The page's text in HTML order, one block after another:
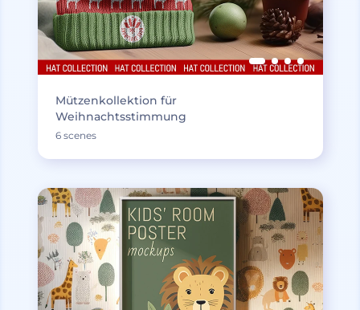
Mützenkollektion für
Weihnachtsstimmung
6 scenes